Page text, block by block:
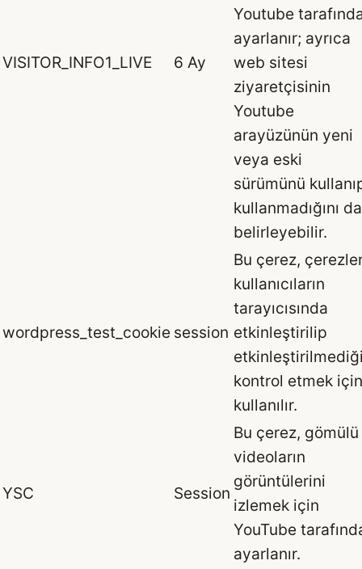
VISITOR_INFO1_LIVE 6 Ay
Youtube
ayarlanır; ayrıca
web sitesi
ziyaretçisinin
Youtube
arayüzünün yeni
veya eski
sürümünü
kullanmadığını da
belirleyebilir.
wordpress_test_cookie session
Bu çerez,
kullanıcıların
tarayıcısında
etkinleştirilip
kontrol etmek için
kullanılır.
YSC Session
Bu çerez, gömülü
videoların
görüntülerini
izlemek için
YouTube
ayarlanır.